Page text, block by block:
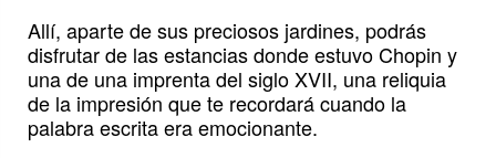
Allí, aparte de sus preciosos jardines, podrás
disfrutar de las estancias donde estuvo Chopin y
una de una imprenta del siglo XVII, una reliquia
de la impresión que te recordará cuando la
palabra escrita era emocionante.